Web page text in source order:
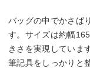
バッグの中でかさば
す。サイズは約幅
きさを実現していま
筆記具をしっかりと